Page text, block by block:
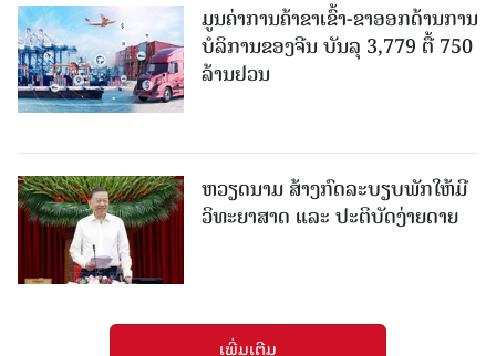
ມູນຄ່າການຄ້າຂາເຂົ້າ-ຂາອອກດ້ານການ
ບໍລິການຂອງຈີນ ບັນລຸ 3,779 ຕື້ 750
ລ້ານຢວນ
ຫວຽດນາມ ສ້າງກົດລະບຽບພັກໃຫ້ມີ
ວິທະຍາສາດ ແລະ ປະຕິບັດງ່າຍດາຍ
ເພີ່ມເຕີມ